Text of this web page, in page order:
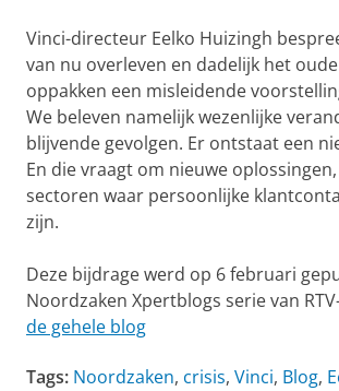
Vinci-directeur Eelko Huizingh
van nu overleven en dadelijk het
oppakken een misleidende
We beleven namelijk wezenlijke
blijvende gevolgen. Er ontstaat een
En die vraagt om nieuwe
sectoren waar persoonlijke
zijn.
Deze bijdrage werd op 6 februari
Noordzaken Xpertblogs serie van
de gehele blog
Tags: Noordzaken, crisis, Vinci, Blog,